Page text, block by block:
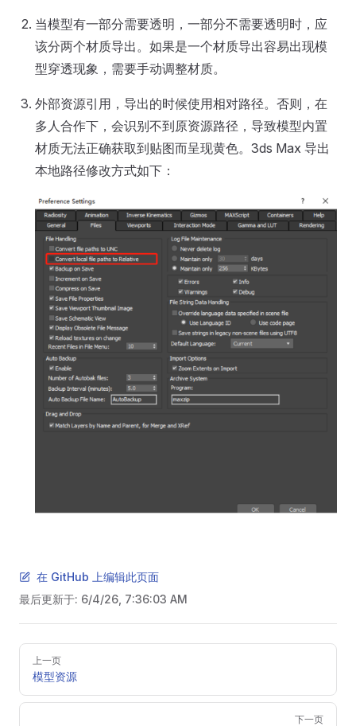
当模型有一部分需要透明，一部分不需要透明时，应
该分两个材质导出。如果是一个材质导出容易出现模
型穿透现象，需要手动调整材质。
外部资源引用，导出的时候使用相对路径。否则，在
多人合作下，会识别不到原资源路径，导致模型内置
材质无法正确获取到贴图而呈现黄色。3ds Max 导出
本地路径修改方式如下：
在 GitHub 上编辑此页面
最后更新于: 6/4/26, 7:36:03 AM
Pager上一页
模型资源
下一页